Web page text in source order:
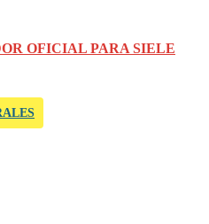
OFICIAL PARA SIELE